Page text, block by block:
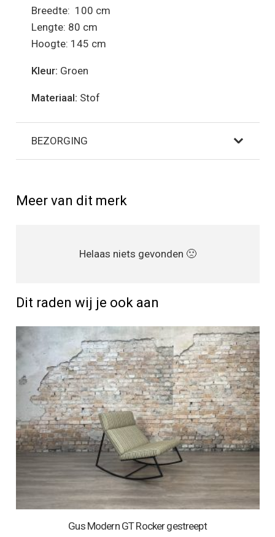
Breedte: 100 cm
Lengte: 80 cm
Hoogte: 145 cm
Kleur: Groen
Materiaal: Stof
BEZORGING
Meer van dit merk
Helaas niets gevonden 🙁
Dit raden wij je ook aan
Gus Modern GT Rocker gestreept